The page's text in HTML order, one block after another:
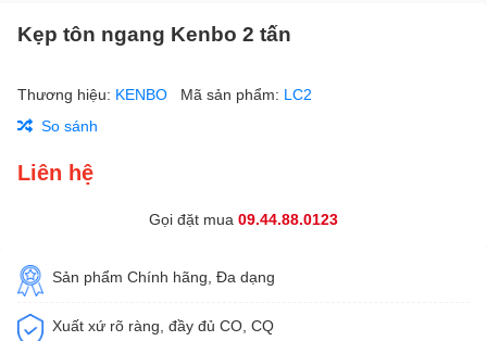
Kẹp tôn ngang Kenbo 2 tấn
Thương hiệu: KENBO Mã sản phẩm: LC2
So sánh
Liên hệ
Gọi đặt mua 09.44.88.0123
Sản phẩm Chính hãng, Đa dạng
Xuất xứ rõ ràng, đầy đủ CO, CQ